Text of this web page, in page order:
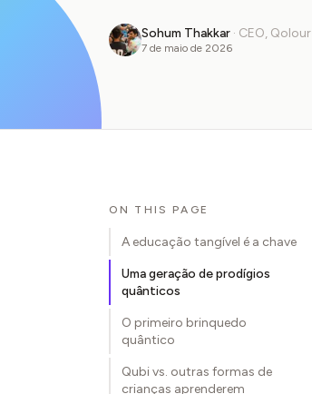
Sohum Thakkar · CEO, Qolour
7 de maio de 2026
ON THIS PAGE
A educação tangível é a chave
Uma geração de prodígios
quânticos
O primeiro brinquedo
quântico
Qubi vs. outras formas de
crianças aprenderem